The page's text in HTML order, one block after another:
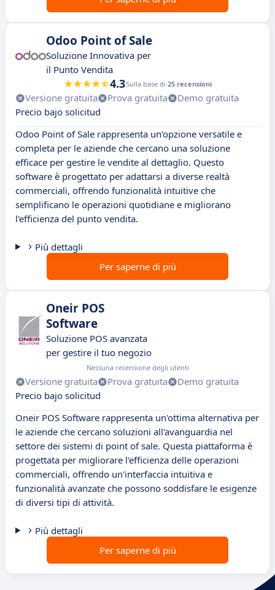
Odoo Point of Sale
Soluzione Innovativa per
il Punto Vendita
4.3Sulla base di 25 recensioni
Versione gratuita Prova gratuita
Demo gratuita
Precio bajo solicitud
Odoo Point of Sale rappresenta un'opzione versatile e
completa per le aziende che cercano una soluzione
efficace per gestire le vendite al dettaglio. Questo
software è progettato per adattarsi a diverse realtà
commerciali, offrendo funzionalità intuitive che
semplificano le operazioni quotidiane e migliorano
l'efficienza del punto vendita.
Più dettagli
Per saperne di più
Oneir POS
Software
Soluzione POS avanzata
per gestire il tuo negozio
Nessuna recensione degli utenti
Versione gratuita Prova gratuita
Demo gratuita
Precio bajo solicitud
Oneir POS Software rappresenta un'ottima alternativa per
le aziende che cercano soluzioni all'avanguardia nel
settore dei sistemi di point of sale. Questa piattaforma è
progettata per migliorare l'efficienza delle operazioni
commerciali, offrendo un'interfaccia intuitiva e
funzionalità avanzate che possono soddisfare le esigenze
di diversi tipi di attività.
Più dettagli
Per saperne di più